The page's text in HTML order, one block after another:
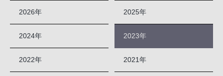
2026年 2025年
2024年 2023年
2022年 2021年